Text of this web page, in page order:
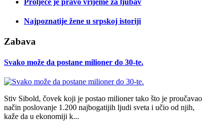
Najpoznatije žene u srpskoj istoriji
Zabava
Svako može da postane milioner do 30-te.
Stiv Sibold, čovek koji je postao milioner tako što je proučavao
način poslovanje 1.200 najbogatijih ljudi sveta i učio od njih,
kaže da u ekonomiji k...